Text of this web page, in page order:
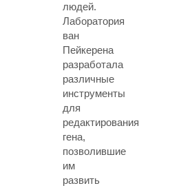
людей.
Лаборатория
ван
Пейкерена
разработала
различные
инструменты
для
редактирования
гена,
позволившие
им
развить